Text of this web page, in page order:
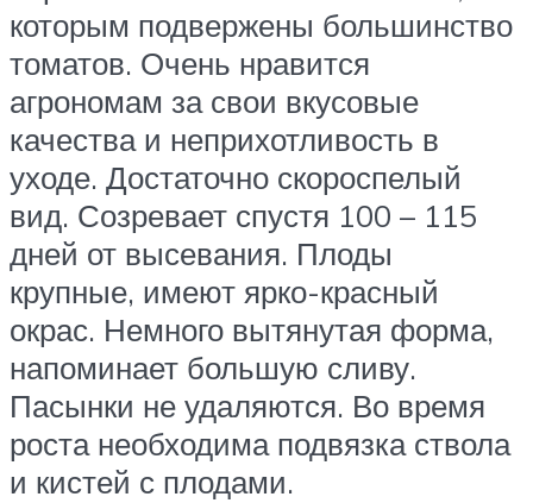
которым подвержены большинство
томатов. Очень нравится
агрономам за свои вкусовые
качества и неприхотливость в
уходе. Достаточно скороспелый
вид. Созревает спустя 100 – 115
дней от высевания. Плоды
крупные, имеют ярко-красный
окрас. Немного вытянутая форма,
напоминает большую сливу.
Пасынки не удаляются. Во время
роста необходима подвязка ствола
и кистей с плодами.